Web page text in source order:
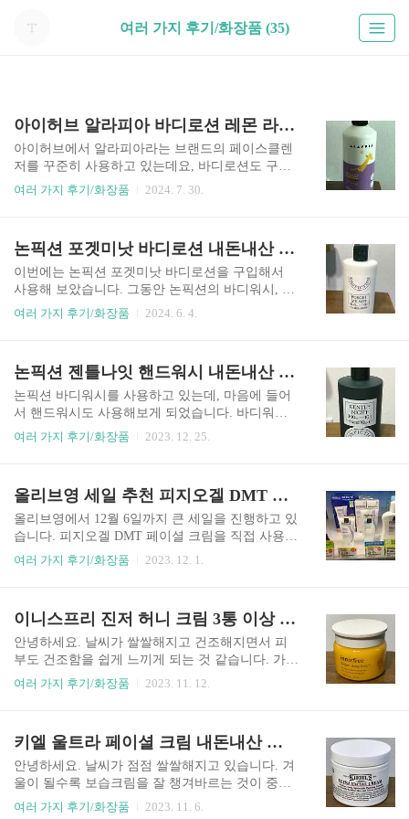
여러 가지 후기/화장품 (35)
아이허브 알라피아 바디로션 레몬 라벤더향 내돈내산 후기
아이허브에서 알라피아라는 브랜드의 페이스클렌
저를 꾸준히 사용하고 있는데요, 바디로션도 구입
해 봤습니다. 레몬 라벤더향 바디로션을 사용해 본
였습니다. 가격은 환율에 따라 바뀔 수 있습니다.용
량은 473ml입니다. 양에 비해 가격이 비싸지 않은
편이고, 품질도 만족스러웠습니다. Alaffia 레몬 라
벤더 바디로션 보러가기 몇 년 전에 아이허브에서
알라피아의 페이스 클렌저를 구입해서 사용해 봤
한 것 같습니다. 페이스클렌저만 사용해 봤고, 다른
제품들은 사용해 본 적..
여러 가지 후기/화장품 2024. 7. 30.
논픽션 포겟미낫 바디로션 내돈내산 후기(가격, 향, 질감)
이번에는 논픽션 포겟미낫 바디로션을 구입해서
사용해 보았습니다. 그동안 논픽션의 바디워시, 핸
드워시, 핸드크림을 사용해 봤었는데 바디로션은
있는 곳은 많은데요, 기본적으로 오프라인 매장이
나 온라인 공식 스토어에서 구입할 수 있습니다.카
카오선물하기에도 입점되어있어서 편하게 구입하
고 선물할 수 있습니다. 논픽션 공식몰 가격과 카
카오 선물하기 가격은 300ml 기준으로 39000원입
닫았다 할 수 있습니다.공식몰에서 구입하실 경우
옵션으로 펌프(1000원)를 추가..
여러 가지 후기/화장품 2024. 6. 4.
논픽션 젠틀나잇 핸드워시 내돈내산 솔직후기(가격, 향)
논픽션 바디워시를 사용하고 있는데, 마음에 들어
서 핸드워시도 사용해보게 되었습니다. 바디워시
는 오픈암스 향이었는데, 핸드워시는 젠틀나잇 향
나잇 핸드워시 솔직후기 가격 논픽션 핸드워시 300
ml 가격은 논픽션 공식몰, 카카오 선물하기에서 34
000원입니다. 향 종류 총 7가지 종류의 향이 있습니
다. 1. 상탈크림(부드러운 우디향, 샌달우드, 무화
과, 카다멈 향) 2. 젠틀나잇(바닐라와 머스크, 포근
이시 그린향, 바질, 핑크 페퍼) 5. 인더샤워(시트러
스 우디향,..
여러 가지 후기/화장품 2023. 12. 25.
올리브영 세일 추천 피지오겔 DMT 페이셜 크림 내돈내산 솔직후기
올리브영에서 12월 6일까지 큰 세일을 진행하고 있
습니다. 피지오겔 DMT 페이셜 크림을 직접 사용해
본 솔직한 후기를 작성해 보겠습니다. 올리브영 세
다는 표시가 되어있었습니다. 피지오겔은 독일 브
랜드이고, 기초 화장품으로 유명합니다. Daily Mois
ture Therapy의 앞글자를 따서 DMT 크림이라고 불
립니다. 데일리 모이스처 테라피(DMT) 페이셜 크
림이 있고, DMT 인텐시브 페이셜 크림이 있습니
크림은 아주 건조하고 민감한 피부를 위한 제품이
라고 ..
여러 가지 후기/화장품 2023. 12. 1.
이니스프리 진저 허니 크림 3통 이상 내돈내산 사용후기
안녕하세요. 날씨가 쌀쌀해지고 건조해지면서 피
부도 건조함을 쉽게 느끼게 되는 것 같습니다. 가
을, 겨울에 바르기 적당한, 보습력 좋은 크림인 이
사용후기 이니스프리 온라인몰에는 안 보이는데,
오프라인 매장에서는 판매하고 있다고 합니다. 공
식몰 말고 판매하는 다른 사이트가 많습니다. 인터
넷 최저가로는 1만원 초반대입니다. 용량은 50ml입
니다. 제주 유채꿀과 생강을 배합한 지니 콤플렉스
여러 가지 후기/화장품 2023. 11. 12.
키엘 울트라 페이셜 크림 내돈내산 솔직후기(질감, 유분)
안녕하세요. 날씨가 점점 쌀쌀해지고 있습니다. 겨
울이 될수록 보습크림을 잘 챙겨바르는 것이 중요
한 것 같습니다. 이번에는 키엘 울트라 페이셜 크림
여러 가지 후기/화장품 2023. 11. 6.